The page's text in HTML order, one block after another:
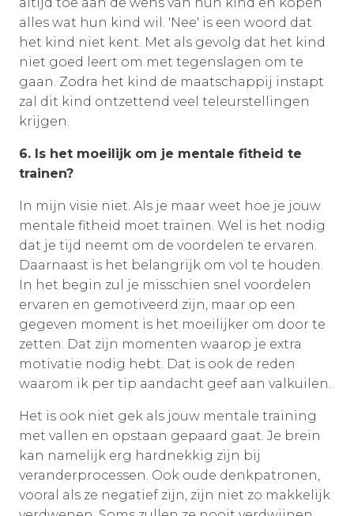
alles wat hun kind wil. 'Nee' is een woord dat
het kind niet kent. Met als gevolg dat het kind
niet goed leert om met tegenslagen om te
gaan. Zodra het kind de maatschappij instapt
zal dit kind ontzettend veel teleurstellingen
krijgen.
6. Is het moeilijk om je mentale fitheid te
trainen?
In mijn visie niet. Als je maar weet hoe je jouw
mentale fitheid moet trainen. Wel is het nodig
dat je tijd neemt om de voordelen te ervaren.
Daarnaast is het belangrijk om vol te houden.
In het begin zul je misschien snel voordelen
ervaren en gemotiveerd zijn, maar op een
gegeven moment is het moeilijker om door te
zetten. Dat zijn momenten waarop je extra
motivatie nodig hebt. Dat is ook de reden
waarom ik per tip aandacht geef aan valkuilen.
Het is ook niet gek als jouw mentale training
met vallen en opstaan gepaard gaat. Je brein
kan namelijk erg hardnekkig zijn bij
veranderprocessen. Ook oude denkpatronen,
vooral als ze negatief zijn, zijn niet zo makkelijk